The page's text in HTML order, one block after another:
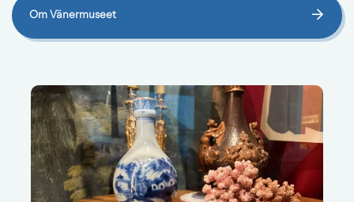
Om Vänermuseet